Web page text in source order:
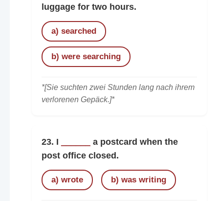
luggage for two hours.
a) searched
b) were searching
*[Sie suchten zwei Stunden lang nach ihrem
verlorenen Gepäck.]*
23. I
a postcard when the
post office closed.
a) wrote b) was writing